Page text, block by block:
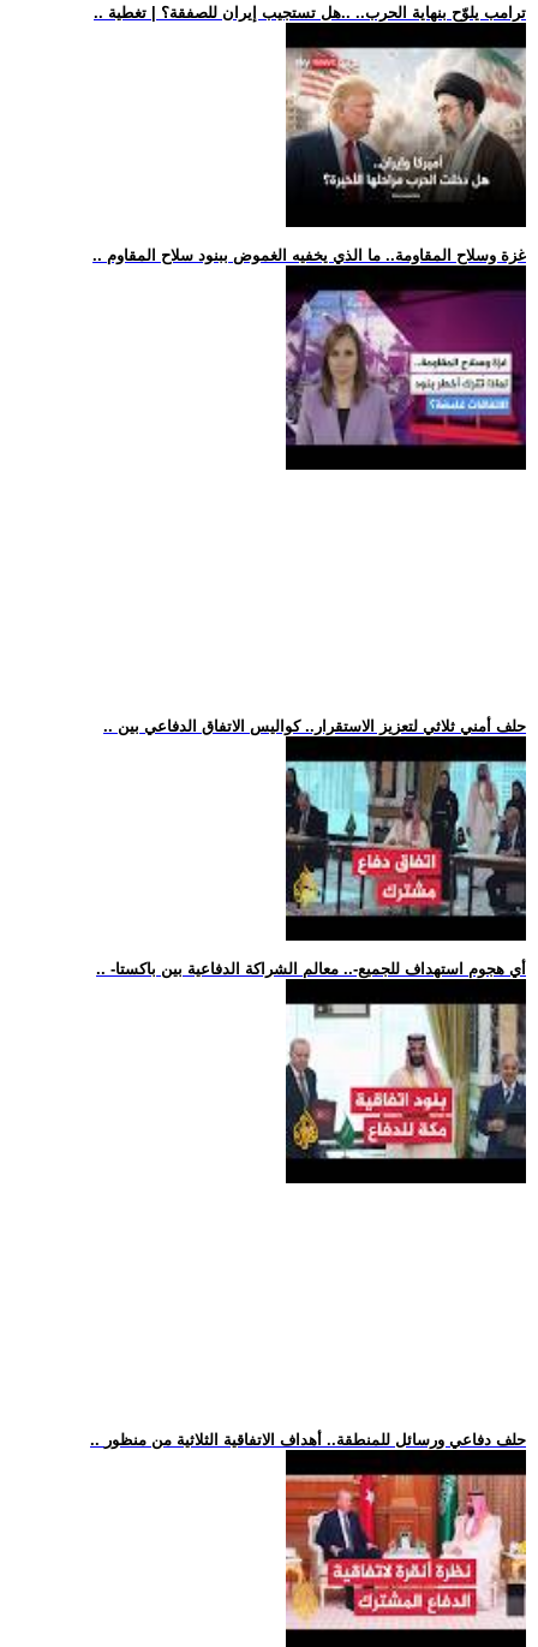
.. ترامب يلوّح بنهاية الحرب.. ..هل تستجيب إيران للصفقة؟ | تغطية
.. غزة وسلاح المقاومة.. ما الذي يخفيه الغموض ببنود سلاح المقاوم
.. حلف أمني ثلاثي لتعزيز الاستقرار.. كواليس الاتفاق الدفاعي بين
.. -أي هجوم استهداف للجميع-.. معالم الشراكة الدفاعية بين باكستا
.. حلف دفاعي ورسائل للمنطقة.. أهداف الاتفاقية الثلاثية من منظور